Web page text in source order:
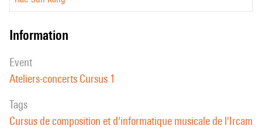
information
event
Ateliers-concerts Cursus 1
Tags
Cursus de composition et d'informatique musicale de l'Ircam